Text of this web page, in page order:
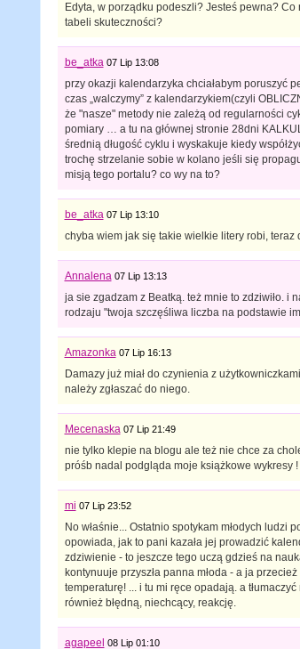
Edyta, w porządku podeszli? Jesteś pewna?
tabeli skuteczności?
be_atka 07 Lip 13:08
przy okazji kalendarzyka chciałabym poruszyć
czas „walczymy” z kalendarzykiem(czyli
że "nasze" metody nie zależą od regularności
pomiary … a tu na głównej stronie 28dni
średnią długość cyklu i wyskakuje kiedy
trochę strzelanie sobie w kolano jeśli się
misją tego portalu? co wy na to?
be_atka 07 Lip 13:10
chyba wiem jak się takie wielkie litery robi,
Annalena 07 Lip 13:13
ja sie zgadzam z Beatką. też mnie to zdziwiło. i
rodzaju "twoja szczęśliwa liczba na podstawie
Amazonka 07 Lip 16:13
Damazy już miał do czynienia z
należy zgłaszać do niego.
Mecenaska 07 Lip 21:49
nie tylko klepie na blogu ale też nie chce za
próśb nadal podgląda moje książkowe wykresy
mi 07 Lip 23:52
No właśnie... Ostatnio spotykam młodych ludzi
opowiada, jak to pani kazała jej prowadzić
zdziwienie - to jeszcze tego uczą gdzieś na
kontynuuje przyszła panna młoda - a ja
temperaturę! ... i tu mi ręce opadają. a
również błędną, niechcący, reakcję.
agapeel 08 Lip 01:10